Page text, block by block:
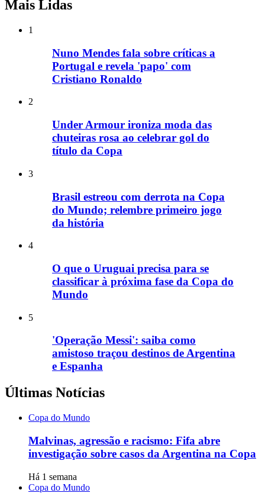
Mais Lidas
1
Nuno Mendes fala sobre críticas a
Portugal e revela 'papo' com
Cristiano Ronaldo
2
Under Armour ironiza moda das
chuteiras rosa ao celebrar gol do
título da Copa
3
Brasil estreou com derrota na Copa
do Mundo; relembre primeiro jogo
da história
4
O que o Uruguai precisa para se
classificar à próxima fase da Copa do
Mundo
5
'Operação Messi': saiba como
amistoso traçou destinos de Argentina
e Espanha
Últimas Notícias
Copa do Mundo
Malvinas, agressão e racismo: Fifa abre
investigação sobre casos da Argentina na Copa
Há 1 semana
Copa do Mundo